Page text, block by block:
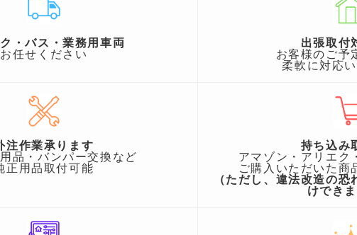
・バス・業務用車両
お任せください
出張取付
お客様のご予
柔軟に対応
注作業承ります
品・バンパー交換など
正用品取付可能
持ち込み
アマゾン・アリエク
ご購入いただいた商
（ただし、違法改造の
けでき